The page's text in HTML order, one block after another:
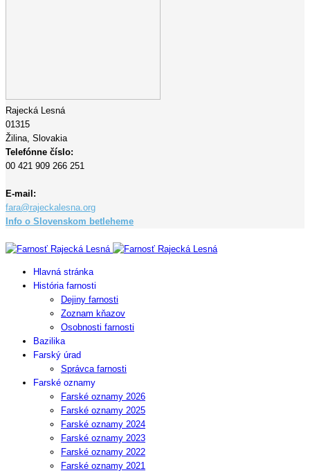
Rajecká Lesná
01315
Žilina, Slovakia
Telefónne číslo:
00 421 909 266 251
E-mail:
fara@rajeckalesna.org
Info o Slovenskom betleheme
Hlavná stránka
História farnosti
Dejiny farnosti
Zoznam kňazov
Osobnosti farnosti
Bazilika
Farský úrad
Správca farnosti
Farské oznamy
Farské oznamy 2026
Farské oznamy 2025
Farské oznamy 2024
Farské oznamy 2023
Farské oznamy 2022
Farské oznamy 2021